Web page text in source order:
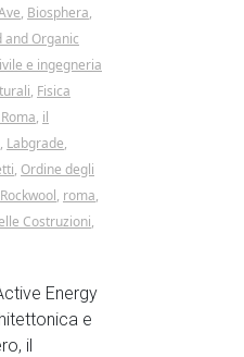
, Biosphera,
and Organic
e ingegneria
, Fisica
, il
, Labgrade,
, Ordine degli
Rockwool, roma,
Costruzioni,
Energy
e
il